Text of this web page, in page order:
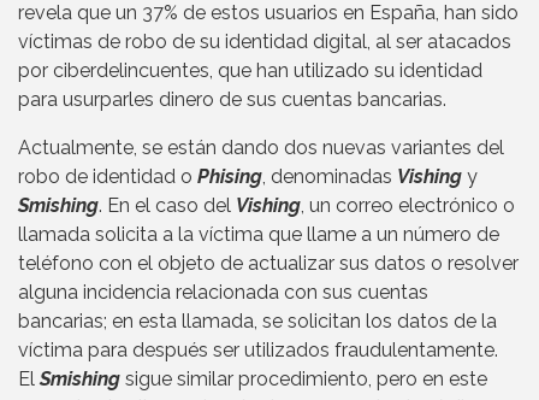
revela que un 37% de estos usuarios en España, han sido
víctimas de robo de su identidad digital, al ser atacados
por ciberdelincuentes, que han utilizado su identidad
para usurparles dinero de sus cuentas bancarias.
Actualmente, se están dando dos nuevas variantes del
robo de identidad o Phising, denominadas Vishing y
Smishing. En el caso del Vishing, un correo electrónico o
llamada solicita a la víctima que llame a un número de
teléfono con el objeto de actualizar sus datos o resolver
alguna incidencia relacionada con sus cuentas
bancarias; en esta llamada, se solicitan los datos de la
víctima para después ser utilizados fraudulentamente.
ElSmishing sigue similar procedimiento, pero en este